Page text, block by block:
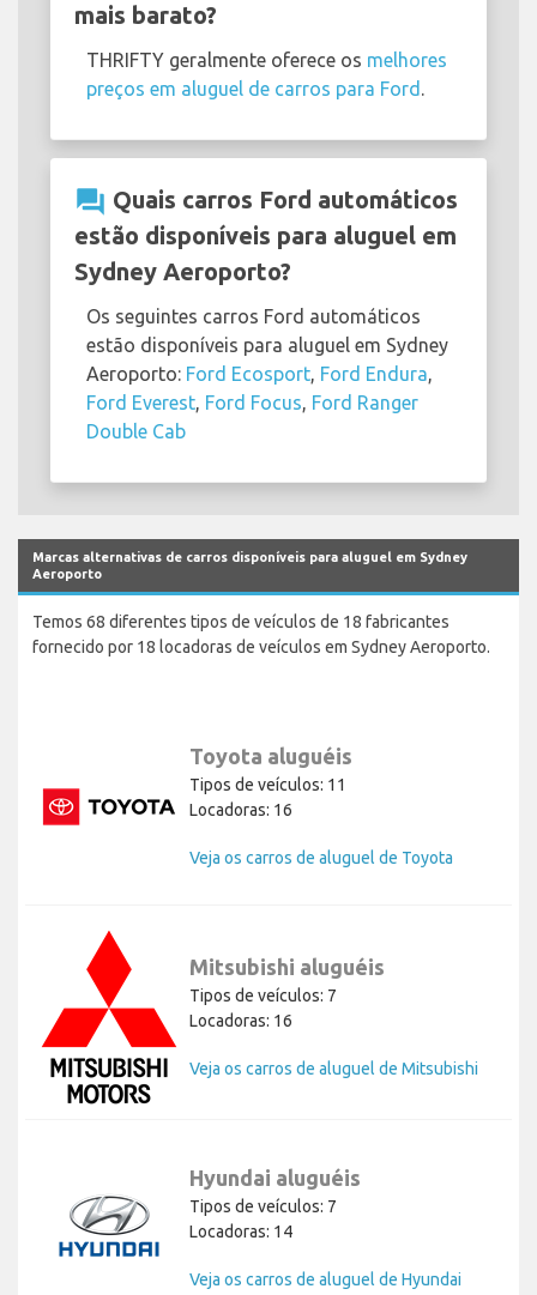
mais barato?
THRIFTY geralmente oferece os melhores
preços em aluguel de carros para Ford .
question_answer Quais carros Ford automáticos
estão disponíveis para aluguel em
Sydney Aeroporto?
Os seguintes carros Ford automáticos
estão disponíveis para aluguel em Sydney
Aeroporto: Ford Ecosport, Ford Endura,
Ford Everest, Ford Focus, Ford Ranger
Double Cab
Marcas alternativas de carros disponíveis para aluguel em Sydney
Aeroporto
Temos 68 diferentes tipos de veículos de 18 fabricantes
fornecido por 18 locadoras de veículos em Sydney Aeroporto.
Toyota aluguéis
Tipos de veículos: 11
Locadoras: 16
Veja os carros de aluguel de Toyota
Mitsubishi aluguéis
Tipos de veículos: 7
Locadoras: 16
Veja os carros de aluguel de Mitsubishi
Hyundai aluguéis
Tipos de veículos: 7
Locadoras: 14
Veja os carros de aluguel de Hyundai